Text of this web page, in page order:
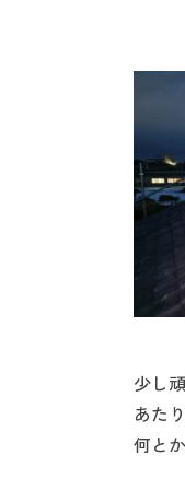
少し
あた
何と